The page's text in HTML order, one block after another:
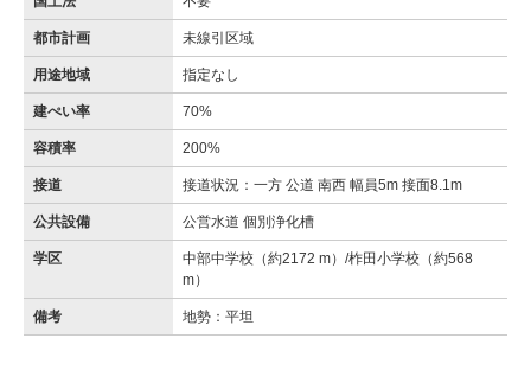
都市計画 未線引区域
用途地域 指定なし
建ぺい率 70%
容積率 200%
接道 接道状況：一方 公道 南西 幅員5m 接面8.1m
公共設備 公営水道 個別浄化槽
学区
中部中学校（約2172 m）/柞田小学校（約568
m）
備考 地勢：平坦